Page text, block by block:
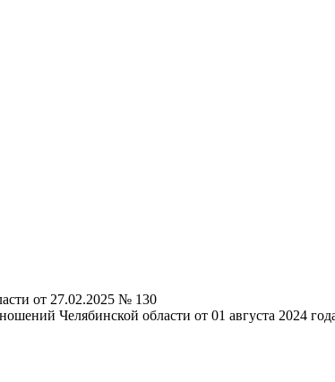
от 27.02.2025 № 130
Челябинской области от 01 августа 2024